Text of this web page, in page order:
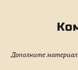
Дополните